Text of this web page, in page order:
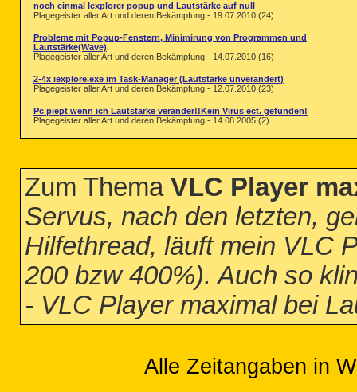
noch einmal Iexplorer popup und Lautstärke auf null
Plagegeister aller Art und deren Bekämpfung - 19.07.2010 (24)
Probleme mit Popup-Fenstern, Minimirung von Programmen und
Lautstärke(Wave)
Plagegeister aller Art und deren Bekämpfung - 14.07.2010 (16)
2-4x iexplore.exe im Task-Manager (Lautstärke unverändert)
Plagegeister aller Art und deren Bekämpfung - 12.07.2010 (23)
Pc piept wenn ich Lautstärke veränder!!Kein Virus ect. gefunden!
Plagegeister aller Art und deren Bekämpfung - 14.08.2005 (2)
Zum Thema VLC Player
Servus, nach den letzten,
Hilfethread, läuft mein VLC
200 bzw 400%). Auch so
- VLC Player maximal bei
Alle Zeitangaben in